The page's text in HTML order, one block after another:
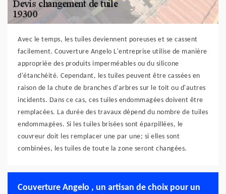
Avec le temps, les tuiles deviennent poreuses et se cassent
facilement. Couverture Angelo L'entreprise utilise de manière
appropriée des produits imperméables ou du silicone
d'étanchéité. Cependant, les tuiles peuvent être cassées en
raison de la chute de branches d'arbres sur le toit ou d'autres
incidents. Dans ce cas, ces tuiles endommagées doivent être
remplacées. La durée des travaux dépend du nombre de tuiles
endommagées. Si les tuiles brisées sont éparpillées, le
couvreur doit les remplacer une par une; si elles sont
combinées, les tuiles de toute la zone seront changées.
Couverture Angelo , un artisan de choix pour un